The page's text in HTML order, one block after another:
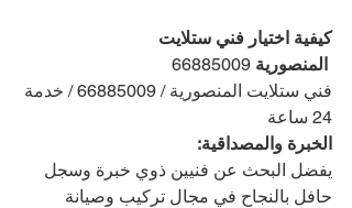
كيفية اختيار فني ستلايت
المنصورية 66885009
فني ستلايت المنصورية / 66885009 / خدمة
24 ساعة
الخبرة والمصداقية:
يفضل البحث عن فنيين ذوي خبرة وسجل
حافل بالنجاح في مجال تركيب وصيانة